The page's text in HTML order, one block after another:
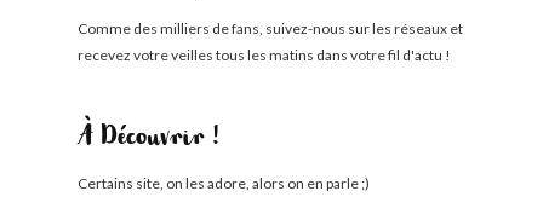
Comme des milliers de fans, suivez-nous sur les réseaux et
recevez votre veilles tous les matins dans votre fil d'actu !
À Découvrir !
Certains site, on les adore, alors on en parle ;)